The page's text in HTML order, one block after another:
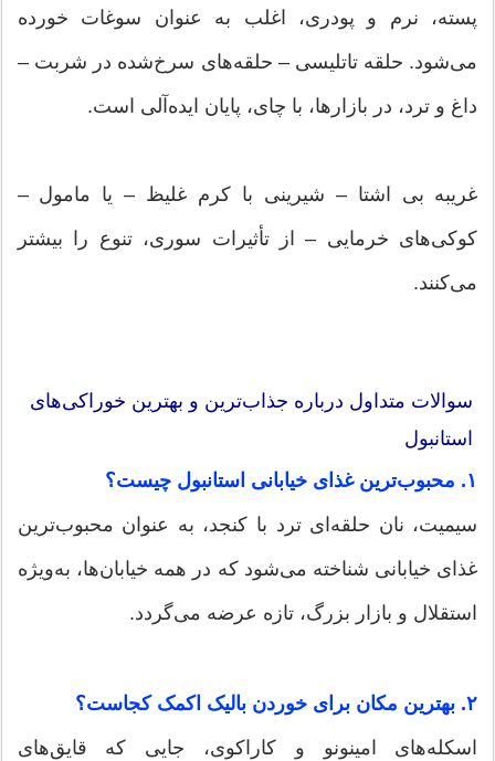
پسته، نرم و پودری، اغلب به عنوان سوغات خورده
می‌شود. حلقه تاتلیسی – حلقه‌های سرخ‌شده در شربت –
داغ و ترد، در بازارها، با چای، پایان ایده‌آلی است.
غریبه بی اشتا – شیرینی با کرم غلیظ – یا مامول –
کوکی‌های خرمایی – از تأثیرات سوری، تنوع را بیشتر
می‌کنند.
سوالات متداول درباره جذاب‌ترین و بهترین خوراکی‌های
استانبول
۱. محبوب‌ترین غذای خیابانی استانبول چیست؟
سیمیت، نان حلقه‌ای ترد با کنجد، به عنوان محبوب‌ترین
غذای خیابانی شناخته می‌شود که در همه خیابان‌ها، به‌ویژه
استقلال و بازار بزرگ، تازه عرضه می‌گردد.
۲. بهترین مکان برای خوردن بالیک اکمک کجاست؟
اسکله‌های امینونو و کاراکوی، جایی که قایق‌های